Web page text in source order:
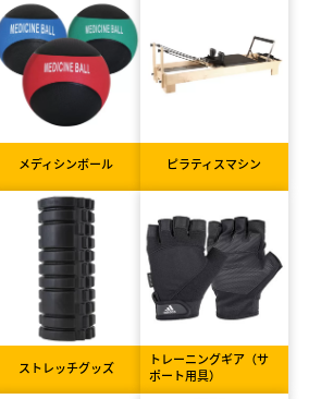
メディシンボール ピラティスマシン
ストレッチグッズ
トレーニングギア（サ
ポート用具）